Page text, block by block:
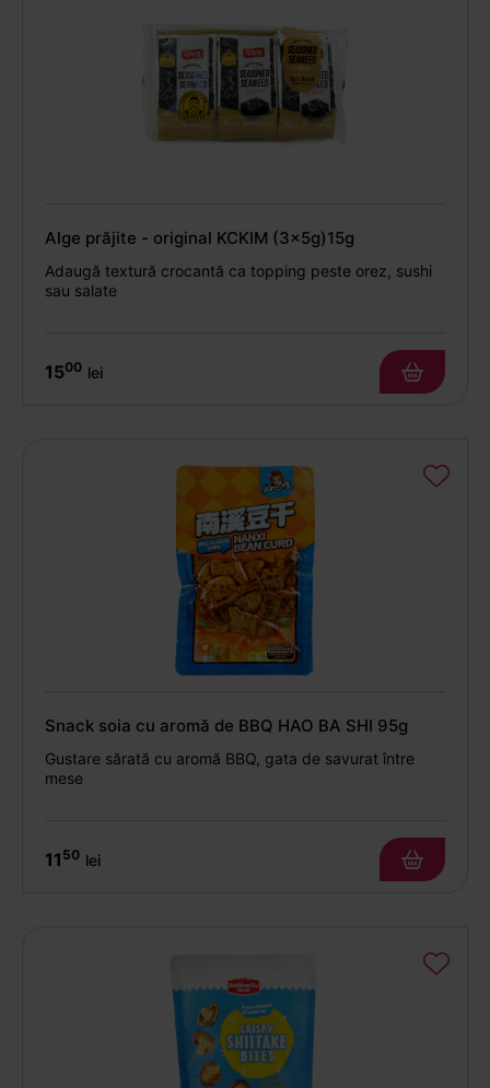
Alge prăjite - original KCKIM (3x5g)15g
Adaugă textură crocantă ca topping peste orez, sushi
sau salate
1500 lei
Snack soia cu aromă de BBQ HAO BA SHI 95g
Gustare sărată cu aromă BBQ, gata de savurat între
mese
11 50 lei